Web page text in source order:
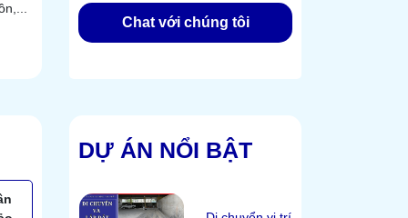
Chat với chúng tôi
DỰ ÁN NỔI BẬT